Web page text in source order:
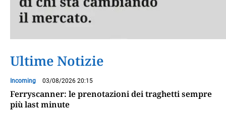
Ultime Notizie
Incoming 03/08/2026 20:15
Ferryscanner: le prenotazioni dei traghetti sempre
più last minute